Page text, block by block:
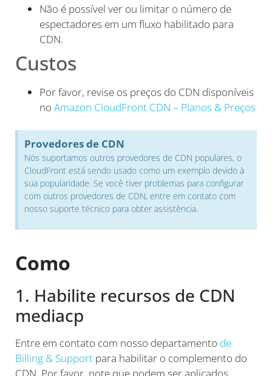
Não é possível ver ou limitar o número de
espectadores em um fluxo habilitado para
CDN.
Custos
Por favor, revise os preços do CDN disponíveis
no Amazon CloudFront CDN – Planos & Preços
Provedores de CDN
Nós suportamos outros provedores de CDN populares, o
CloudFront está sendo usado como um exemplo devido à
sua popularidade. Se você tiver problemas para configurar
com outros provedores de CDN, entre em contato com
nosso suporte técnico para obter assistência.
Como
1. Habilite recursos de CDN
mediacp
Entre em contato com nosso departamento de
Billing & Support para habilitar o complemento do